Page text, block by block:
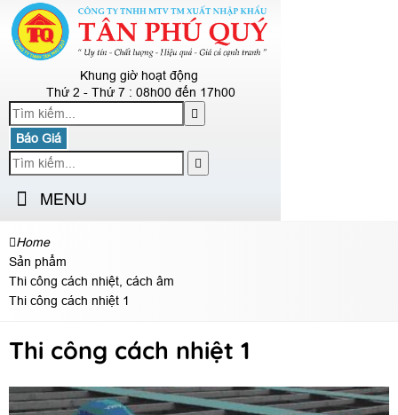
Khung giờ hoạt động
Thứ 2 - Thứ 7 : 08h00 đến 17h00
Báo Giá
MENU
Home
Sản phẩm
Thi công cách nhiệt, cách âm
Thi công cách nhiệt 1
Thi công cách nhiệt 1